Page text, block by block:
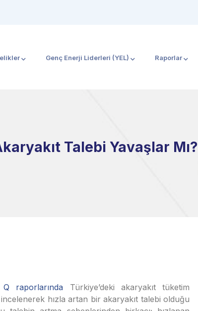
Genç Enerji Liderleri (YEL) Raporlar
Talebi Yavaşlar Mı?
Q raporlarında Türkiye’deki akaryakıt tüketim
hızla artan bir akaryakıt talebi olduğu